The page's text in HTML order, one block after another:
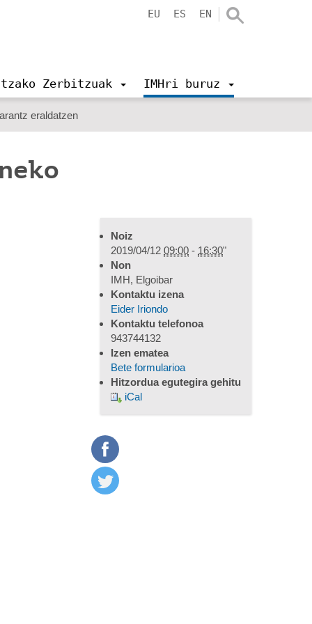
EU ES EN
Zerbitzuak IMHri buruz
eraldatzen
Noiz
2019/04/12 09:00 - 16:30"
Non
IMH, Elgoibar
Kontaktu izena
Eider Iriondo
Kontaktu telefonoa
943744132
Izen ematea
Bete formularioa
Hitzordua egutegira gehitu
iCal